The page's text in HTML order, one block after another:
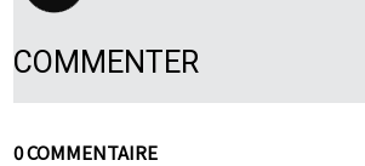
COMMENTER
0 COMMENTAIRE